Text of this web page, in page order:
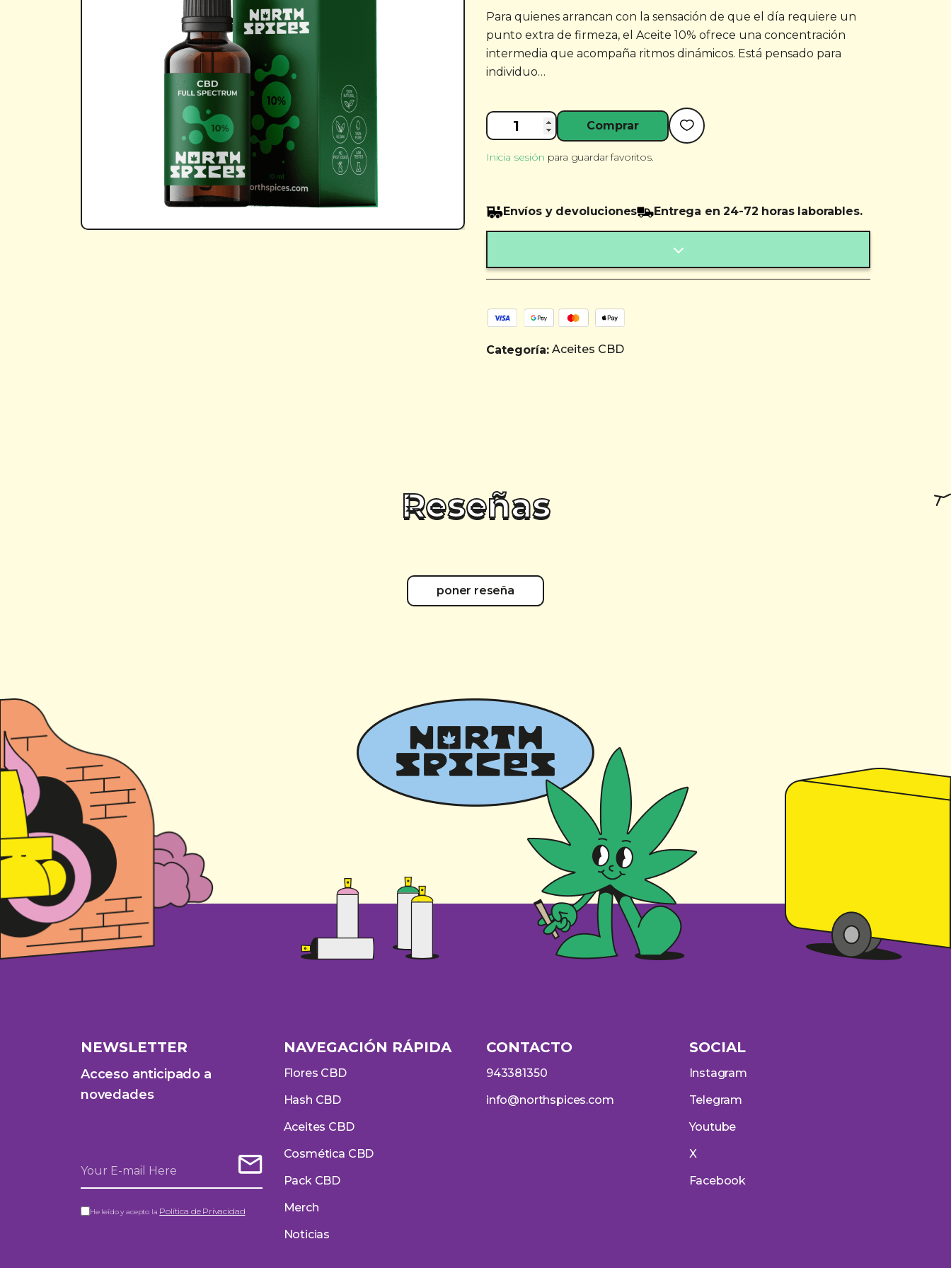
Para quienes arrancan con la sensación de que el día requiere un
punto extra de firmeza, el Aceite 10% ofrece una concentración
intermedia que acompaña ritmos dinámicos. Está pensado para
individuo…
Aceite
CBD
10%
cantidad
Comprar
Inicia sesión para guardar favoritos.
Envíos y devoluciones Entrega en 24-72 horas laborables.
Categoría: Aceites CBD
Reseñas
poner reseña
NEWSLETTER
Acceso anticipado a
novedades
He leído y acepto la Política de Privacidad
NAVEGACIÓN RÁPIDA
Flores CBD
Hash CBD
Aceites CBD
Cosmética CBD
Pack CBD
Merch
Noticias
CONTACTO
943381350
info@northspices.com
SOCIAL
Instagram
Telegram
Youtube
X
Facebook